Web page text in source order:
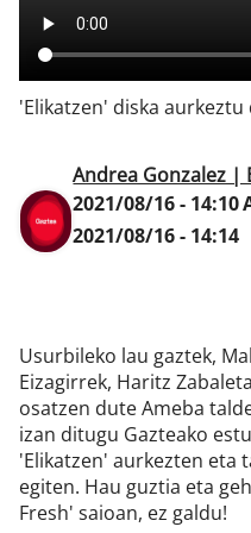
'Elikatzen' diska
Andrea Gonzalez |
2021/08/16 - 14:10
2021/08/16 - 14:14
Usurbileko lau gaztek,
Eizagirrek, Haritz
osatzen dute Ameba
izan ditugu Gazteako
'Elikatzen' aurkezten eta
egiten. Hau guztia eta
Fresh' saioan, ez galdu!